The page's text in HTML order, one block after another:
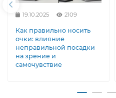
19.10.2025 2109
Как правильно носить
очки: влияние
неправильной посадки
на зрение и
самочувствие